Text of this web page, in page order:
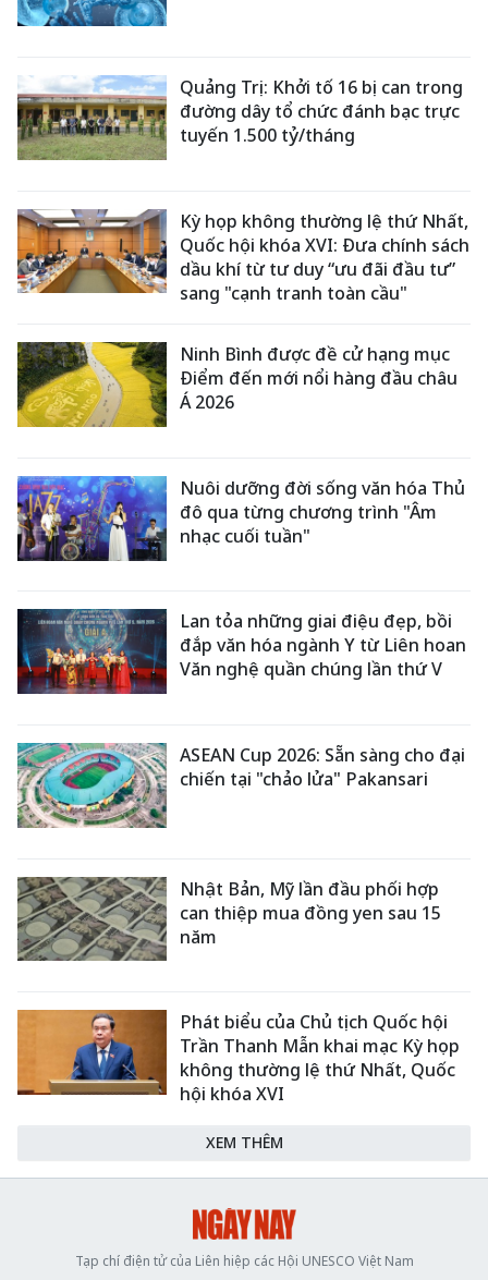
Quảng Trị: Khởi tố 16 bị can trong
đường dây tổ chức đánh bạc trực
tuyến 1.500 tỷ/tháng
Kỳ họp không thường lệ thứ Nhất,
Quốc hội khóa XVI: Đưa chính sách
dầu khí từ tư duy “ưu đãi đầu tư”
sang "cạnh tranh toàn cầu"
Ninh Bình được đề cử hạng mục
Điểm đến mới nổi hàng đầu châu
Á 2026
Nuôi dưỡng đời sống văn hóa Thủ
đô qua từng chương trình "Âm
nhạc cuối tuần"
Lan tỏa những giai điệu đẹp, bồi
đắp văn hóa ngành Y từ Liên hoan
Văn nghệ quần chúng lần thứ V
ASEAN Cup 2026: Sẵn sàng cho đại
chiến tại "chảo lửa" Pakansari
Nhật Bản, Mỹ lần đầu phối hợp
can thiệp mua đồng yen sau 15
năm
Phát biểu của Chủ tịch Quốc hội
Trần Thanh Mẫn khai mạc Kỳ họp
không thường lệ thứ Nhất, Quốc
hội khóa XVI
XEM THÊM
Tạp chí điện tử của Liên hiệp các Hội UNESCO Việt Nam